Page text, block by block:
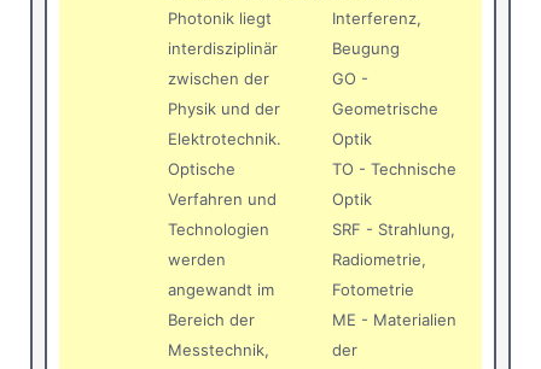
Photonik liegt
interdisziplinär
zwischen der
Physik und der
Elektrotechnik.
Optische
Verfahren und
Technologien
werden
angewandt im
Bereich der
Messtechnik,
Interferenz,
Beugung
GO -
Geometrische
Optik
TO - Technische
Optik
SRF - Strahlung,
Radiometrie,
Fotometrie
ME - Materialien
der